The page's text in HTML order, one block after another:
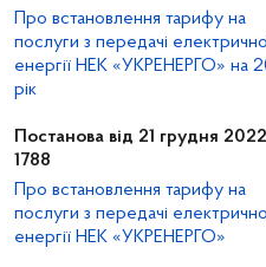
Про встановлення тарифу на
послуги з передачі
енергії НЕК «УКРЕНЕРГО» на
рік
Постанова від 21 грудня
1788
Про встановлення тарифу на
послуги з передачі
енергії НЕК «УКРЕНЕРГО»